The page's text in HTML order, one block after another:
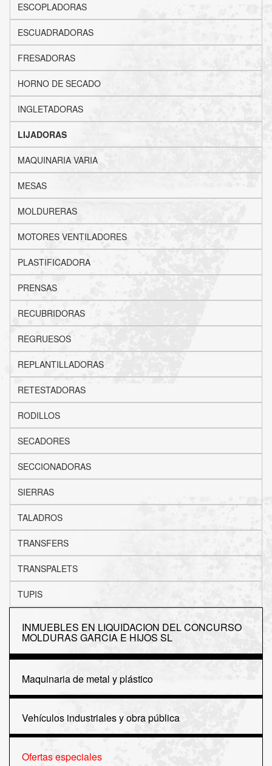
ESCOPLADORAS
ESCUADRADORAS
FRESADORAS
HORNO DE SECADO
INGLETADORAS
LIJADORAS
MAQUINARIA VARIA
MESAS
MOLDURERAS
MOTORES VENTILADORES
PLASTIFICADORA
PRENSAS
RECUBRIDORAS
REGRUESOS
REPLANTILLADORAS
RETESTADORAS
RODILLOS
SECADORES
SECCIONADORAS
SIERRAS
TALADROS
TRANSFERS
TRANSPALETS
TUPIS
INMUEBLES EN LIQUIDACION DEL CONCURSO
MOLDURAS GARCIA E HIJOS SL
Maquinaria de metal y plástico
Vehículos industriales y obra pública
Ofertas especiales